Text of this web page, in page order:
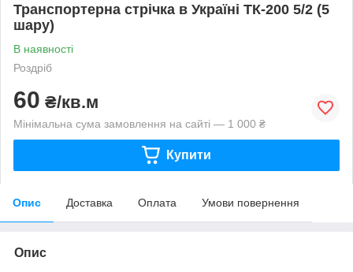
Транспортерна стрічка в Україні ТК-200 5/2 (5
шару)
В наявності
Роздріб
60 ₴/кв.м
Мінімальна сума замовлення на сайті — 1 000 ₴
Купити
Опис Доставка Оплата Умови повернення
Опис